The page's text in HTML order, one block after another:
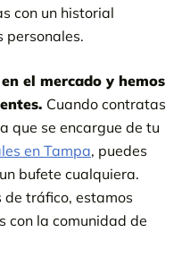
con un historial
personales.
el mercado y hemos
Cuando contratas
que se encargue de tu
en Tampa, puedes
bufete cualquiera.
de tráfico, estamos
con la comunidad de